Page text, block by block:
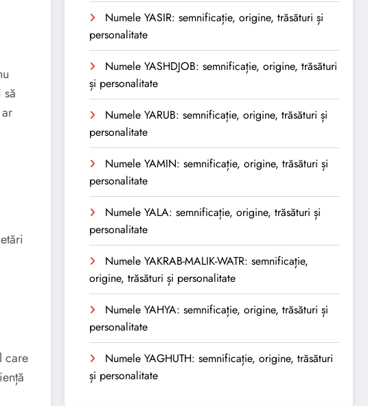
care
Numele YASIR: semnificație, origine, trăsături și
personalitate
Numele YASHDJOB: semnificație, origine, trăsături
și personalitate
Numele YARUB: semnificație, origine, trăsături și
personalitate
Numele YAMIN: semnificație, origine, trăsături și
personalitate
Numele YALA: semnificație, origine, trăsături și
personalitate
Numele YAKRAB-MALIK-WATR: semnificație,
origine, trăsături și personalitate
Numele YAHYA: semnificație, origine, trăsături și
personalitate
Numele YAGHUTH: semnificație, origine, trăsături
și personalitate